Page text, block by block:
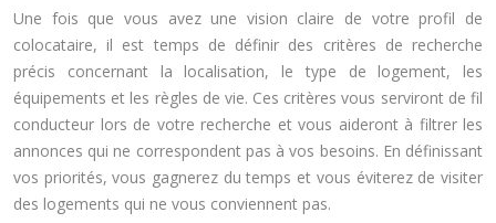
Une fois que vous avez une vision claire de votre profil de
colocataire, il est temps de définir des critères de recherche
précis concernant la localisation, le type de logement, les
équipements et les règles de vie. Ces critères vous serviront de fil
conducteur lors de votre recherche et vous aideront à filtrer les
annonces qui ne correspondent pas à vos besoins. En définissant
vos priorités, vous gagnerez du temps et vous éviterez de visiter
des logements qui ne vous conviennent pas.